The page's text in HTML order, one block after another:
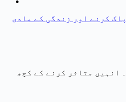
کرنے اور زندگی کے مادی
انہیں متاثر کرنے کے کچھ